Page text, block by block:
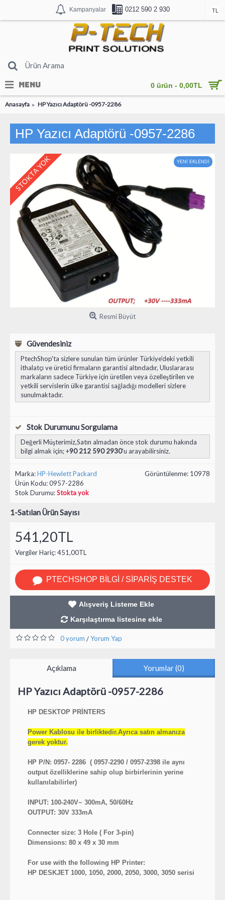
TL
Kampanyalar 0212 590 2 930
0 ürün - 0,00TL
MENU
Anasayfa HP Yazıcı Adaptörü -0957-2286
HP Yazıcı Adaptörü -0957-2286
YENİ EKLENDİ
STOKTA YOK
Resmi Büyüt
Güvendesiniz
PtechShop'ta sizlere sunulan tüm ürünler Türkiye’deki yetkili
ithalatçı ve üretici firmaların garantisi altındadır, Uluslararası
markaların sadece Türkiye için üretilen veya özelleştirilen ve
yetkili servislerin ülke garantisi sağladığı modelleri sizlere
sunulmaktadır.
Stok Durumunu Sorgulama
Değerli Müşterimiz,Satın almadan önce stok durumu hakında
bilgi almak için; +90 212 590 2930'u arayabilirsiniz.
Görüntülenme: 10978
Marka:HP-Hewlett Packard
Ürün Kodu:0957-2286
Stok Durumu:Stokta yok
1-Satılan Ürün Sayısı
541,20TL
Vergiler Hariç: 451,00TL
PTECHSHOP BILGI / SIPARIŞ DESTEK
Alışveriş Listeme Ekle
Karşılaştırma listesine ekle
0 yorum /Yorum Yap
Açıklama Yorumlar (0)
HP Yazıcı Adaptörü -0957-2286
HP DESKTOP PRİNTERS
Power Kablosu ile birliktedir.Ayrıca satın almanıza
gerek yoktur.
HP P/N: 0957- 2286 ( 0957-2290 / 0957-2398 ile aynı
output özelliklerine sahip olup birbirlerinin yerine
kullanılabilirler)
INPUT: 100-240V~ 300mA, 50/60Hz
OUTPUT: 30V 333mA
Connecter size: 3 Hole ( For 3-pin)
Dimensions: 80 x 49 x 30 mm
For use with the following HP Printer:
HP DESKJET 1000, 1050, 2000, 2050, 3000, 3050 serisi